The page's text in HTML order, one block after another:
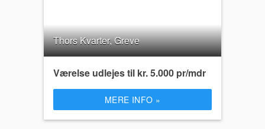
Thors Kvarter, Greve
Værelse udlejes til kr. 5.000 pr/mdr
MERE INFO »